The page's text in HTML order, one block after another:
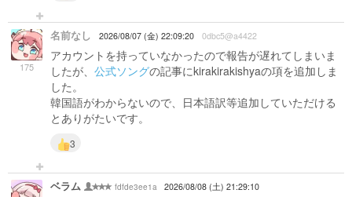
175
名前なし 2026/08/07 (金) 22:09:20 0dbc5@a4422
アカウントを持っていなかったので報告が遅れてしまいま
したが、 公式ソングの記事にkirakirakishyaの項を追加しま
した。
韓国語がわからないので、日本語訳等追加していただける
とありがたいです。
3
ベラム fdfde3ee1a 2026/08/08 (土) 21:29:10